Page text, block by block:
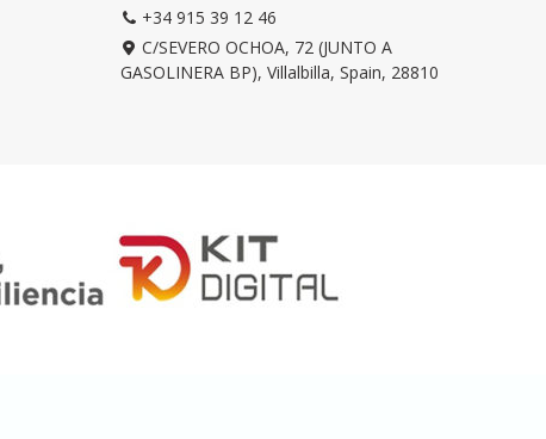
+34 915 39 12 46
C/SEVERO OCHOA, 72 (JUNTO A
GASOLINERA BP), Villalbilla, Spain, 28810